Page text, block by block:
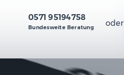
0571 95194758
Bundesweite Beratung oder